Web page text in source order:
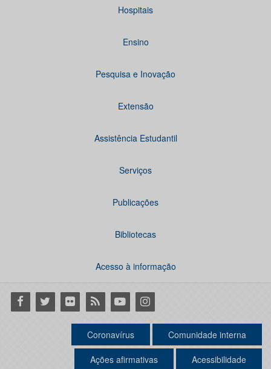
Hospitais
Ensino
Pesquisa e Inovação
Extensão
Assistência Estudantil
Serviços
Publicações
Bibliotecas
Acesso à informação
Facebook
Twitter Flickr RSS YoutubeInstagram
Coronavírus Comunidade interna
Ações afirmativas Acessibilidade